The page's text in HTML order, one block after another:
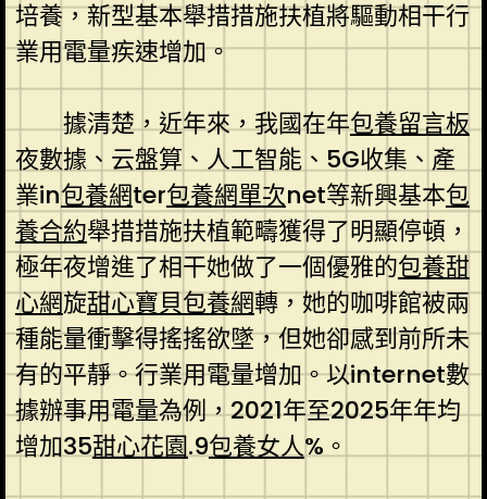
培養，新型基本舉措措施扶植將驅動相干行
業用電量疾速增加。
據清楚，近年來，我國在年包養留言板
夜數據、云盤算、人工智能、5G收集、產
業in包養網ter包養網單次net等新興基本包
養合約舉措措施扶植範疇獲得了明顯停頓，
極年夜增進了相干她做了一個優雅的包養甜
心網旋甜心寶貝包養網轉，她的咖啡館被兩
種能量衝擊得搖搖欲墜，但她卻感到前所未
有的平靜。行業用電量增加。以internet數
據辦事用電量為例，2021年至2025年年均
增加35甜心花園.9包養女人%。